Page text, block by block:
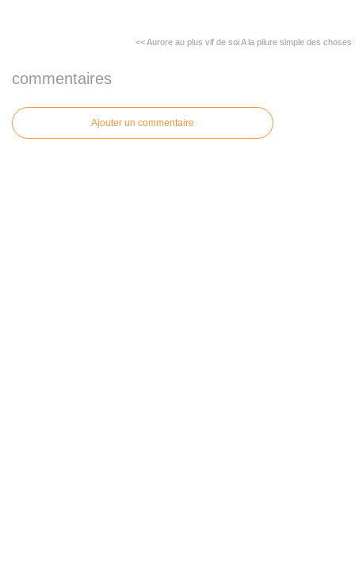
<< Aurore au plus vif de soiA la pliure simple des choses
commentaires
Ajouter un commentaire